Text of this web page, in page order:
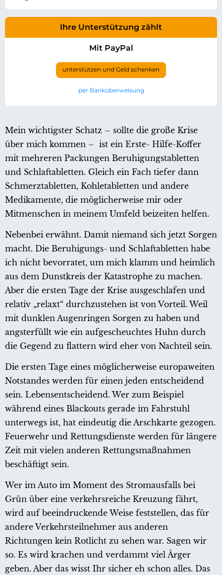
Ihre Unterstützung zählt
Mit PayPal
unterstützen und Geld schenken
per Banküberweisung
Mein wichtigster Schatz – sollte die große Krise
über mich kommen – ist ein Erste- Hilfe-Koffer
mit mehreren Packungen Beruhigungstabletten
und Schlaftabletten. Gleich ein Fach tiefer dann
Schmerztabletten, Kohletabletten und andere
Medikamente, die möglicherweise mir oder
Mitmenschen in meinem Umfeld beizeiten helfen.
Nebenbei erwähnt. Damit niemand sich jetzt Sorgen
macht. Die Beruhigungs- und Schlaftabletten habe
ich nicht bevorratet, um mich klamm und heimlich
aus dem Dunstkreis der Katastrophe zu machen.
Aber die ersten Tage der Krise ausgeschlafen und
relativ „relaxt“ durchzustehen ist von Vorteil. Weil
mit dunklen Augenringen Sorgen zu haben und
angsterfüllt wie ein aufgescheuchtes Huhn durch
die Gegend zu flattern wird eher von Nachteil sein.
Die ersten Tage eines möglicherweise europaweiten
Notstandes werden für einen jeden entscheidend
sein. Lebensentscheidend. Wer zum Beispiel
während eines Blackouts gerade im Fahrstuhl
unterwegs ist, hat eindeutig die Arschkarte gezogen.
Feuerwehr und Rettungsdienste werden für längere
Zeit mit vielen anderen Rettungsmaßnahmen
beschäftigt sein.
Wer im Auto im Moment des Stromausfalls bei
Grün über eine verkehrsreiche Kreuzung fährt,
wird auf beeindruckende Weise feststellen, das für
andere Verkehrsteilnehmer aus anderen
Richtungen kein Rotlicht zu sehen war. Sagen wir
so. Es wird krachen und verdammt viel Ärger
geben. Aber das wisst Ihr sicher eh schon alles. Das